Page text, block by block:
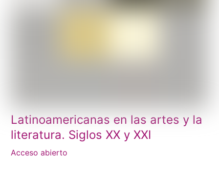
Latinoamericanas en las artes y la
literatura. Siglos XX y XXI
Acceso abierto